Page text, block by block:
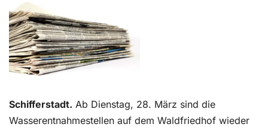
Schifferstadt. Ab Dienstag, 28. März sind die
Wasserentnahmestellen auf dem Waldfriedhof wieder